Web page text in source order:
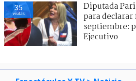
35
visitas
Diputada
para declarar
septiembre:
Ejecutivo